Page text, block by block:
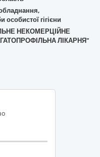
обладнання,
гігієни
НЕКОМЕРЦІЙНЕ
ЛІКАРНЯ"